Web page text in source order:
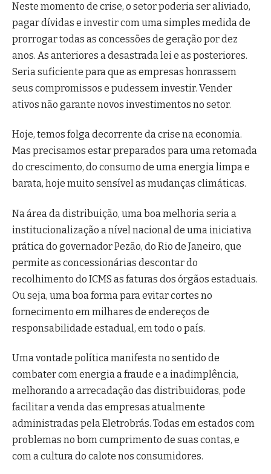
Neste momento de crise, o setor poderia ser aliviado,
pagar dívidas e investir com uma simples medida de
prorrogar todas as concessões de geração por dez
anos. As anteriores a desastrada lei e as posteriores.
Seria suficiente para que as empresas honrassem
seus compromissos e pudessem investir. Vender
ativos não garante novos investimentos no setor.
Hoje, temos folga decorrente da crise na economia.
Mas precisamos estar preparados para uma retomada
do crescimento, do consumo de uma energia limpa e
barata, hoje muito sensível as mudanças climáticas.
Na área da distribuição, uma boa melhoria seria a
institucionalização a nível nacional de uma iniciativa
prática do governador Pezão, do Rio de Janeiro, que
permite as concessionárias descontar do
recolhimento do ICMS as faturas dos órgãos estaduais.
Ou seja, uma boa forma para evitar cortes no
fornecimento em milhares de endereços de
responsabilidade estadual, em todo o país.
Uma vontade política manifesta no sentido de
combater com energia a fraude e a inadimplência,
melhorando a arrecadação das distribuidoras, pode
facilitar a venda das empresas atualmente
administradas pela Eletrobrás. Todas em estados com
problemas no bom cumprimento de suas contas, e
com a cultura do calote nos consumidores.